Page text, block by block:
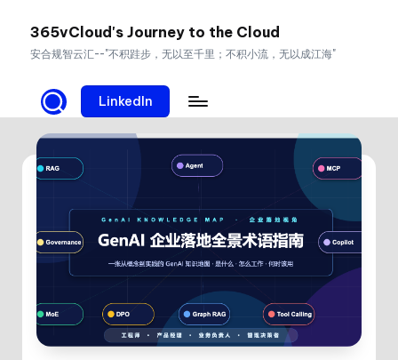
365vCloud's Journey to the Cloud
安合规智云汇--"不积跬步，无以至千里；不积小流，无以成江海"
LinkedIn